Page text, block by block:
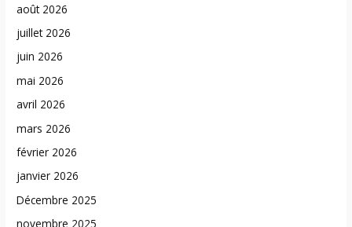
août 2026
juillet 2026
juin 2026
mai 2026
avril 2026
mars 2026
février 2026
janvier 2026
Décembre 2025
novembre 2025